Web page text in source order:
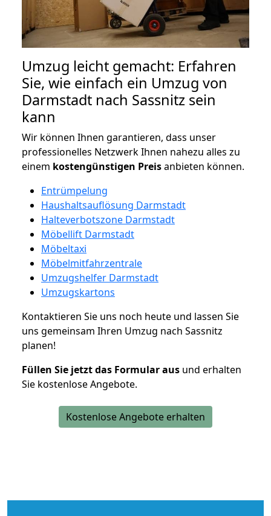
Umzug leicht gemacht: Erfahren
Sie, wie einfach ein Umzug von
Darmstadt nach Sassnitz sein
kann
Wir können Ihnen garantieren, dass unser
professionelles Netzwerk Ihnen nahezu alles zu
einem kostengünstigen Preisanbieten können.
Entrümpelung
Haushaltsauflösung Darmstadt
Halteverbotszone Darmstadt
Möbellift Darmstadt
Möbeltaxi
Möbelmitfahrzentrale
Umzugshelfer Darmstadt
Umzugskartons
Kontaktieren Sie uns noch heute und lassen Sie
uns gemeinsam Ihren Umzug nach Sassnitz
planen!
Füllen Sie jetzt das Formular aus und erhalten
Sie kostenlose Angebote.
Kostenlose Angebote erhalten